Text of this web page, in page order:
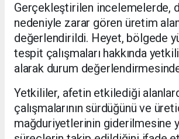
Gerçekleştirilen incelemelerde,
nedeniyle zarar gören üretim
değerlendirildi. Heyet, bölgede
tespit çalışmaları hakkında
alarak durum
Yetkililer, afetin etkilediği
çalışmalarının sürdüğünü ve
mağduriyetlerinin giderilmesine